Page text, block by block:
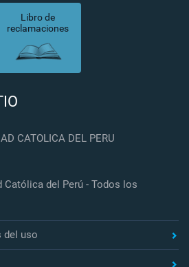
Libro de
reclamaciones
CATOLICA DEL PERU
del Perú - Todos los
del uso